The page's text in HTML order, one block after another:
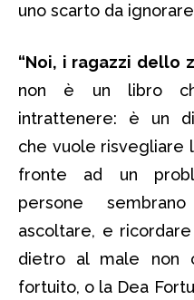
uno scarto da
“Noi, i ragazzi dello
non è un libro
intrattenere: è un
che vuole risvegliare
fronte ad un
persone
ascoltare, e
dietro al male non
fortuito, o la Dea